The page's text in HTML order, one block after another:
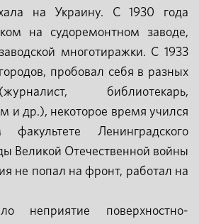
на Украину. С 1930 года
на судоремонтном заводе,
многотиражки. С 1933
пробовал себя в разных
библиотекарь,
и др.), некоторое время учился
факультете Ленинградского
Великой Отечественной войны
не попал на фронт, работал на
неприятие поверхностно-